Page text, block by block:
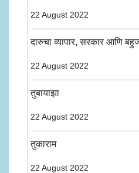
22 August 2022
दारुचा व्यापार, सरकार आणि
22 August 2022
तुबायाझा
22 August 2022
तुकाराम
22 August 2022